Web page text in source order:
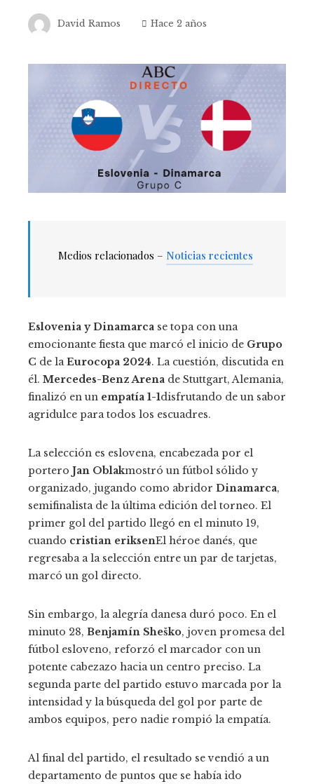
David Ramos Hace 2 años
Medios relacionados – Noticias recientes
Eslovenia y Dinamarca se topa con una
emocionante fiesta que marcó el inicio de Grupo
C de laEurocopa 2024. La cuestión, discutida en
él. Mercedes-Benz Arena de Stuttgart, Alemania,
finalizó en un empatía 1-1disfrutando de un sabor
agridulce para todos los escuadres.
La selección es eslovena, encabezada por el
portero Jan Oblakmostró un fútbol sólido y
organizado, jugando como abridor Dinamarca,
semifinalista de la última edición del torneo. El
primer gol del partido llegó en el minuto 19,
cuando cristian eriksenEl héroe danés, que
regresaba a la selección entre un par de tarjetas,
marcó un gol directo.
Sin embargo, la alegría danesa duró poco. En el
minuto 28, Benjamín Sheško, joven promesa del
fútbol esloveno, reforzó el marcador con un
potente cabezazo hacia un centro preciso. La
segunda parte del partido estuvo marcada por la
intensidad y la búsqueda del gol por parte de
ambos equipos, pero nadie rompió la empatía.
Al final del partido, el resultado se vendió a un
departamento de puntos que se había ido